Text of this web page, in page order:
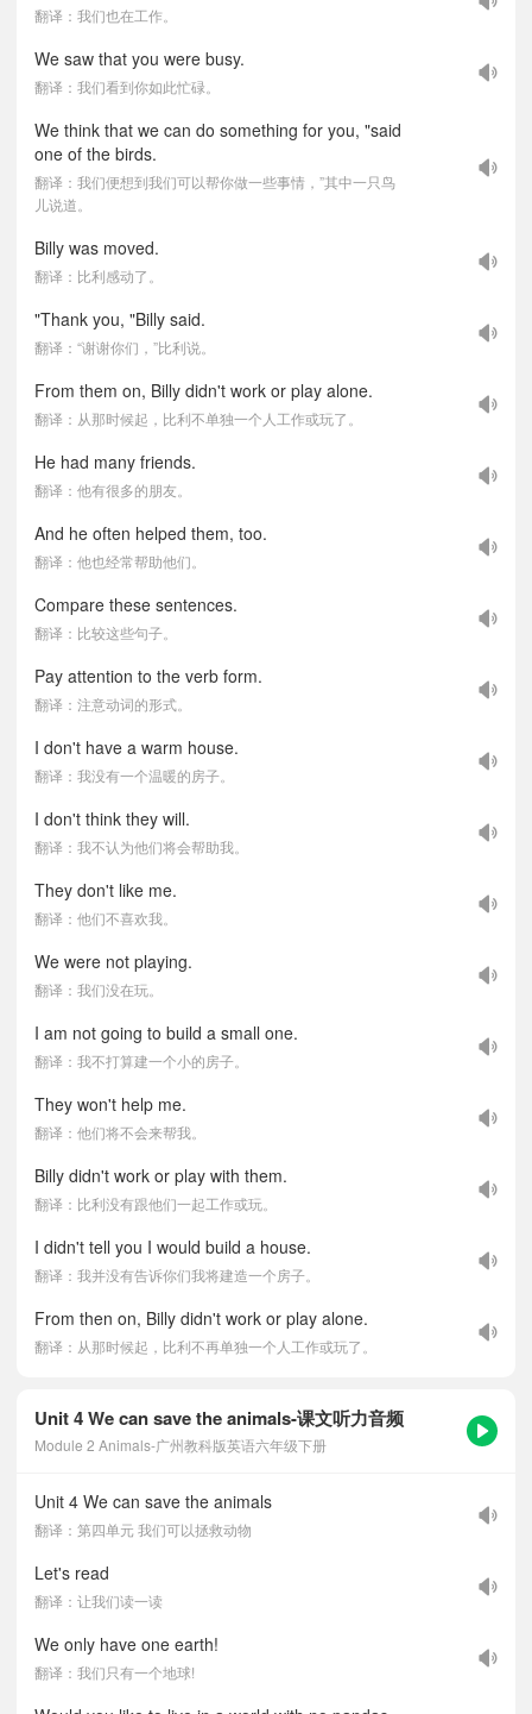
翻译：我们也在工作。
We saw that you were busy.
翻译：我们看到你如此忙碌。
We think that we can do something for you, "said
one of the birds.
翻译：我们便想到我们可以帮你做一些事情，”其中一只鸟
儿说道。
Billy was moved.
翻译：比利感动了。
"Thank you, "Billy said.
翻译：“谢谢你们，”比利说。
From them on, Billy didn't work or play alone.
翻译：从那时候起，比利不单独一个人工作或玩了。
He had many friends.
翻译：他有很多的朋友。
And he often helped them, too.
翻译：他也经常帮助他们。
Compare these sentences.
翻译：比较这些句子。
Pay attention to the verb form.
翻译：注意动词的形式。
I don't have a warm house.
翻译：我没有一个温暖的房子。
I don't think they will.
翻译：我不认为他们将会帮助我。
They don't like me.
翻译：他们不喜欢我。
We were not playing.
翻译：我们没在玩。
I am not going to build a small one.
翻译：我不打算建一个小的房子。
They won't help me.
翻译：他们将不会来帮我。
Billy didn't work or play with them.
翻译：比利没有跟他们一起工作或玩。
I didn't tell you I would build a house.
翻译：我并没有告诉你们我将建造一个房子。
From then on, Billy didn't work or play alone.
翻译：从那时候起，比利不再单独一个人工作或玩了。
Unit 4 We can save the animals-课文听力音频
Module 2 Animals-广州教科版英语六年级下册
Unit 4 We can save the animals
翻译：第四单元 我们可以拯救动物
Let's read
翻译：让我们读一读
We only have one earth!
翻译：我们只有一个地球!